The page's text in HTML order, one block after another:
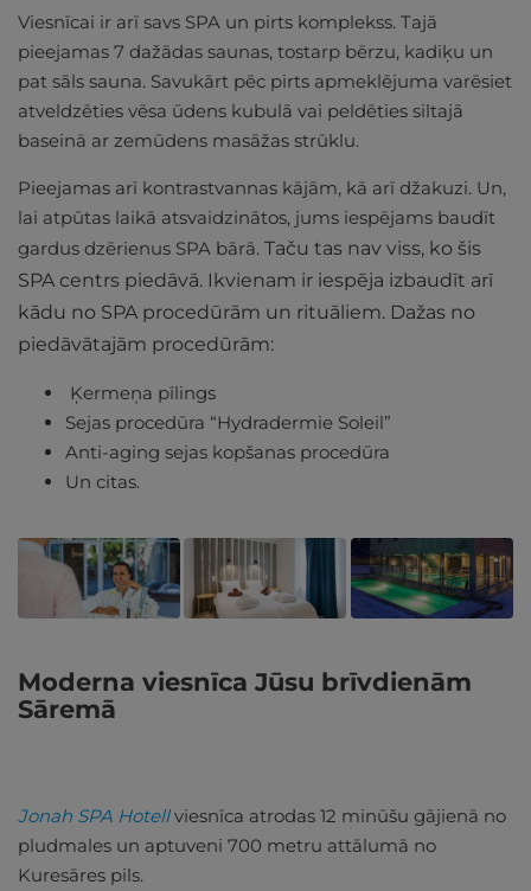
Viesnīcai ir arī savs SPA un pirts komplekss. Tajā
pieejamas 7 dažādas saunas, tostarp bērzu, kadiķu un
pat sāls sauna. Savukārt pēc pirts apmeklējuma varēsiet
atveldzēties vēsa ūdens kubulā vai peldēties siltajā
baseinā ar zemūdens masāžas strūklu.
Pieejamas arī kontrastvannas kājām, kā arī džakuzi. Un,
lai atpūtas laikā atsvaidzinātos, jums iespējams baudīt
gardus dzērienus SPA bārā. Taču tas nav viss, ko šis
SPA centrs piedāvā. Ikvienam ir iespēja izbaudīt arī
kādu no SPA procedūrām un rituāliem. Dažas no
piedāvātajām procedūrām:
Ķermeņa pīlings
Sejas procedūra “Hydradermie Soleil”
Anti-aging sejas kopšanas procedūra
Un citas.
Moderna viesnīca Jūsu brīvdienām
Sāremā
Jonah SPA Hotellviesnīca atrodas 12 minūšu gājienā no
pludmales un aptuveni 700 metru attālumā no
Kuresāres pils.